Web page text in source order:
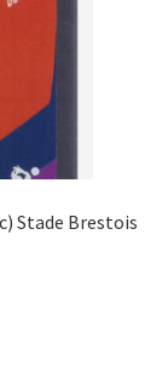
Stade Brestois